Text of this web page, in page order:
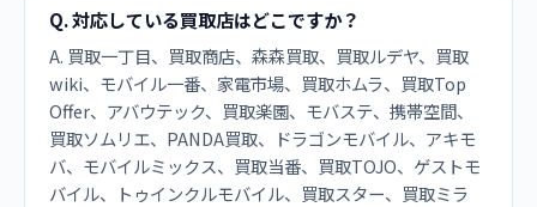
Q. 対応している買取店はどこですか？
A. 買取一丁目、買取商店、森森買取、買取ルデヤ、買取
wiki、モバイル一番、家電市場、買取ホムラ、買取Top
Offer、アバウテック、買取楽園、モバステ、携帯空間、
買取ソムリエ、PANDA買取、ドラゴンモバイル、アキモ
バ、モバイルミックス、買取当番、買取TOJO、ゲストモ
バイル、トゥインクルモバイル、買取スター、買取ミラ